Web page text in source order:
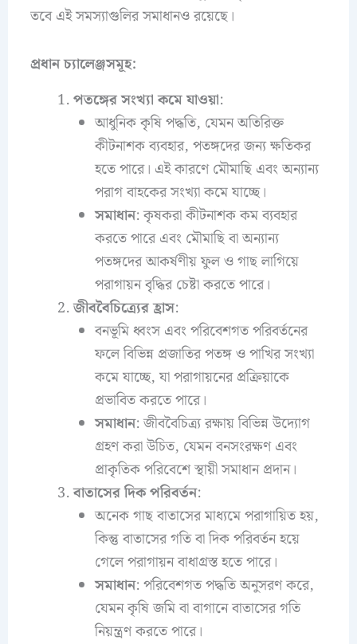
তবে এই সমস্যাগুলির সমাধানও রয়েছে।
প্রধান চ্যালেঞ্জসমূহ:
পতঙ্গের সংখ্যা কমে যাওয়া:
আধুনিক কৃষি পদ্ধতি, যেমন অতিরিক্ত
কীটনাশক ব্যবহার, পতঙ্গদের জন্য ক্ষতিকর
হতে পারে। এই কারণে মৌমাছি এবং অন্যান্য
পরাগ বাহকের সংখ্যা কমে যাচ্ছে।
সমাধান: কৃষকরা কীটনাশক কম ব্যবহার
করতে পারে এবং মৌমাছি বা অন্যান্য
পতঙ্গদের আকর্ষণীয় ফুল ও গাছ লাগিয়ে
পরাগায়ন বৃদ্ধির চেষ্টা করতে পারে।
জীববৈচিত্র্যের হ্রাস:
বনভূমি ধ্বংস এবং পরিবেশগত পরিবর্তনের
ফলে বিভিন্ন প্রজাতির পতঙ্গ ও পাখির সংখ্যা
কমে যাচ্ছে, যা পরাগায়নের প্রক্রিয়াকে
প্রভাবিত করতে পারে।
সমাধান: জীববৈচিত্র্য রক্ষায় বিভিন্ন উদ্যোগ
গ্রহণ করা উচিত, যেমন বনসংরক্ষণ এবং
প্রাকৃতিক পরিবেশে স্থায়ী সমাধান প্রদান।
বাতাসের দিক পরিবর্তন:
অনেক গাছ বাতাসের মাধ্যমে পরাগায়িত হয়,
কিন্তু বাতাসের গতি বা দিক পরিবর্তন হয়ে
গেলে পরাগায়ন বাধাগ্রস্ত হতে পারে।
সমাধান: পরিবেশগত পদ্ধতি অনুসরণ করে,
যেমন কৃষি জমি বা বাগানে বাতাসের গতি
নিয়ন্ত্রণ করতে পারে।